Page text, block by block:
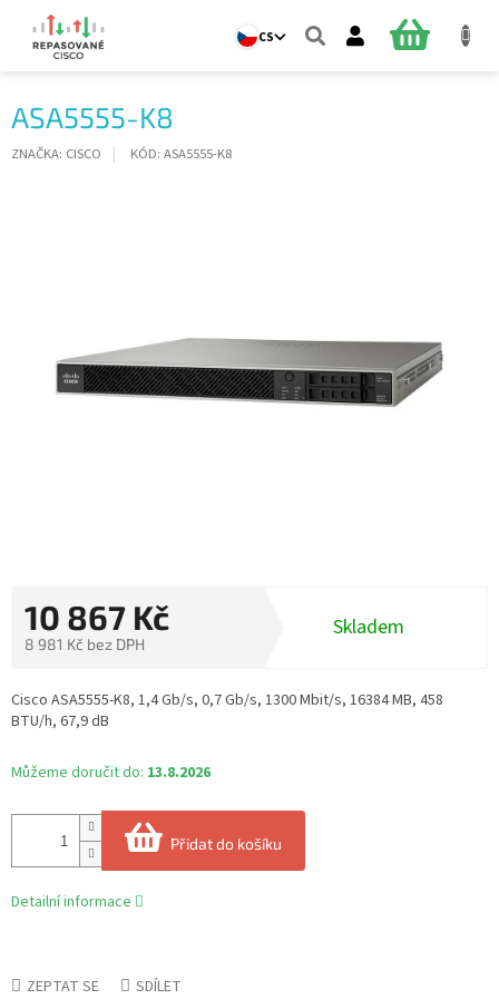
obsah
CS
NÁKUPNÍ
ASA5555-K8
ZNAČKA: CISCO KÓD: ASA5555-K8
10 867 Kč
8 981 Kč bez DPH
cena:
Skladem
Můžeme doručit do: 13.8.2026
Přidat do košíku
Cisco ASA5555-K8, 1,4 Gb/s, 0,7 Gb/s, 1300 Mbit/s, 16384 MB, 458
BTU/h, 67,9 dB
Detailní informace
ZEPTAT SE SDÍLET